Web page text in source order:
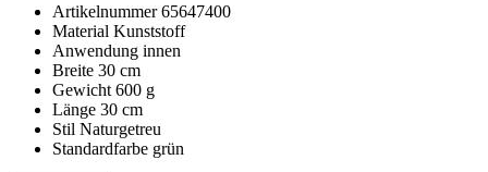
Artikelnummer 65647400
Material Kunststoff
Anwendung innen
Breite 30 cm
Gewicht 600 g
Länge 30 cm
Stil Naturgetreu
Standardfarbe grün